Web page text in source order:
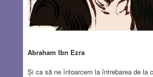
Abraham Ibn Ezra
Și ca să ne întoarcem la întrebarea de la